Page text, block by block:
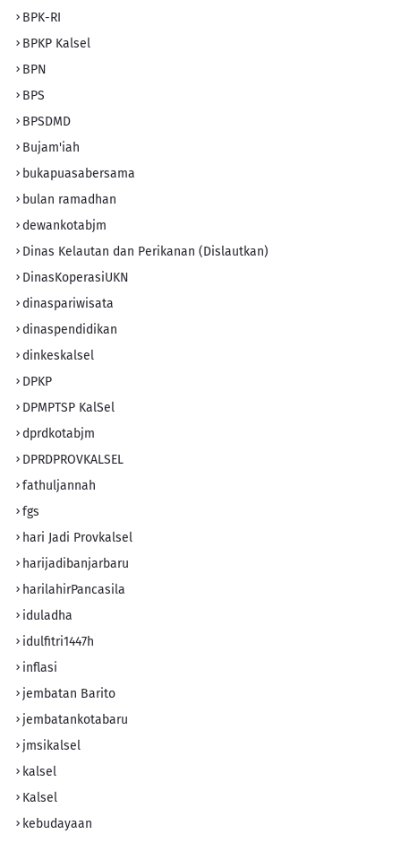
BPK-RI
BPKP Kalsel
BPN
BPS
BPSDMD
Bujam'iah
bukapuasabersama
bulan ramadhan
dewankotabjm
Dinas Kelautan dan Perikanan (Dislautkan)
DinasKoperasiUKN
dinaspariwisata
dinaspendidikan
dinkeskalsel
DPKP
DPMPTSP KalSel
dprdkotabjm
DPRDPROVKALSEL
fathuljannah
fgs
hari Jadi Provkalsel
harijadibanjarbaru
harilahirPancasila
iduladha
idulfitri1447h
inflasi
jembatan Barito
jembatankotabaru
jmsikalsel
kalsel
Kalsel
kebudayaan